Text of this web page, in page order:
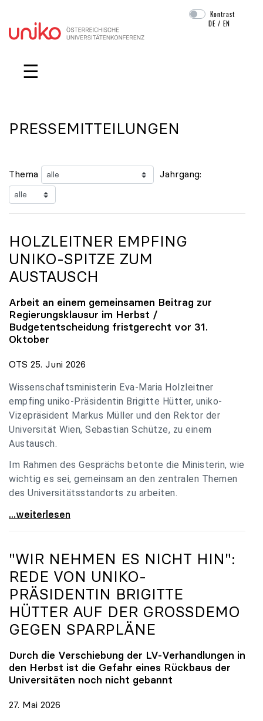
Navigation überspringen
Kontrast
DE /EN
☰
PRESSEMITTEILUNGEN
Thema Jahrgang:
HOLZLEITNER EMPFING
UNIKO-SPITZE ZUM
AUSTAUSCH
Arbeit an einem gemeinsamen Beitrag zur
Regierungsklausur im Herbst /
Budgetentscheidung fristgerecht vor 31.
Oktober
OTS 25. Juni 2026
Wissenschaftsministerin Eva-Maria Holzleitner
empfing uniko-Präsidentin Brigitte Hütter, uniko-
Vizepräsident Markus Müller und den Rektor der
Universität Wien, Sebastian Schütze, zu einem
Austausch.
Im Rahmen des Gesprächs betonte die Ministerin, wie
wichtig es sei, gemeinsam an den zentralen Themen
des Universitätsstandorts zu arbeiten.
Holzleitner empfing uniko-Spitze zum Austausch
...weiterlesen
"WIR NEHMEN ES NICHT HIN":
REDE VON UNIKO-
PRÄSIDENTIN BRIGITTE
HÜTTER AUF DER GROSSDEMO G
EGEN SPARPLÄNE
Durch die Verschiebung der LV-Verhandlungen in
den Herbst ist die Gefahr eines Rückbaus der
Universitäten noch nicht gebannt
27. Mai 2026